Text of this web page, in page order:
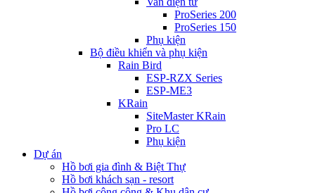
ProSeries 200
ProSeries 150
Phụ kiện
Bộ điều khiển và phụ kiện
Rain Bird
ESP-RZX Series
ESP-ME3
KRain
SiteMaster KRain
Pro LC
Phụ kiện
Dự án
Hồ bơi gia đình & Biệt Thự
Hồ bơi khách sạn - resort